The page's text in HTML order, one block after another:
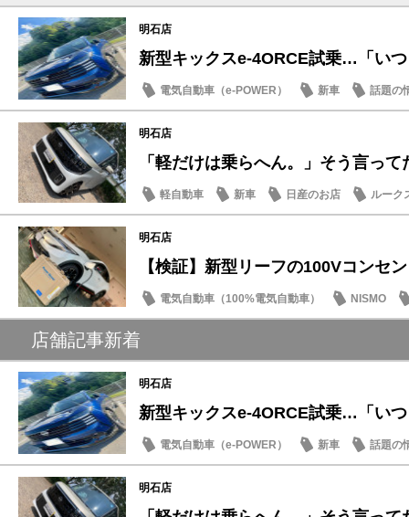
明石店
新型キックスe-4ORCE試乗…「い
電気自動車（e-POWER） 新車 話題の
明石店
「軽だけは乗らへん。」そう言っ
軽自動車 新車 日産のお店 ルーク
明石店
【検証】新型リーフの100Vコンセ
電気自動車（100%電気自動車）
NISMO
SDGs
店舗記事新着
明石店
新型キックスe-4ORCE試乗…「い
電気自動車（e-POWER） 新車 話題の
明石店